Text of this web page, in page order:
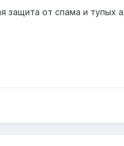
защита от спама и